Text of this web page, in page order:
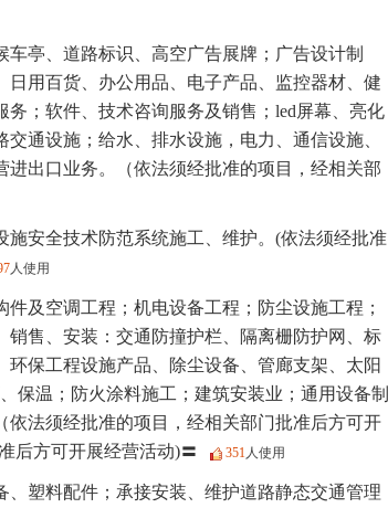
亭、道路标识、高空广告展牌；广告设计制
用百货、办公用品、电子产品、监控器材、健
；软件、技术咨询服务及销售；led屏幕、亮化
通设施；给水、排水设施，电力、通信设施、
出口业务。（依法须经批准的项目，经相关部
安全技术防范系统施工、维护。(依法须经批准
人使用
及空调工程；机电设备工程；防尘设施工程；
售、安装：交通防撞护栏、隔离栅防护网、标
保工程设施产品、除尘设备、管廊支架、太阳
保温；防火涂料施工；建筑安装业；通用设备制
法须经批准的项目，经相关部门批准后方可开
后方可开展经营活动)〓
351 人使用
塑料配件；承接安装、维护道路静态交通管理